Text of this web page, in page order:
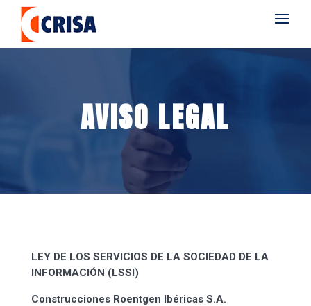
AVISO LEGAL
LEY DE LOS SERVICIOS DE LA SOCIEDAD DE LA
INFORMACIÓN (LSSI)
Construcciones Roentgen Ibéricas S.A.